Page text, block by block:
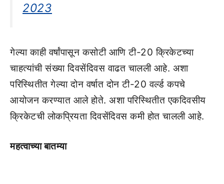
2023
गेल्या काही वर्षांपासून कसोटी आणि टी-20 क्रिकेटच्या
चाहत्यांची संख्या दिवसेंदिवस वाढत चालली आहे. अशा
परिस्थितीत गेल्या दोन वर्षात दोन टी-20 वर्ल्ड कपचे
आयोजन करण्यात आले होते. अशा परिस्थितीत एकदिवसीय
क्रिकेटची लोकप्रियता दिवसेंदिवस कमी होत चालली आहे.
महत्वाच्या बातम्या